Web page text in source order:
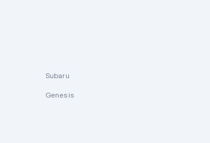
Subaru
Genesis